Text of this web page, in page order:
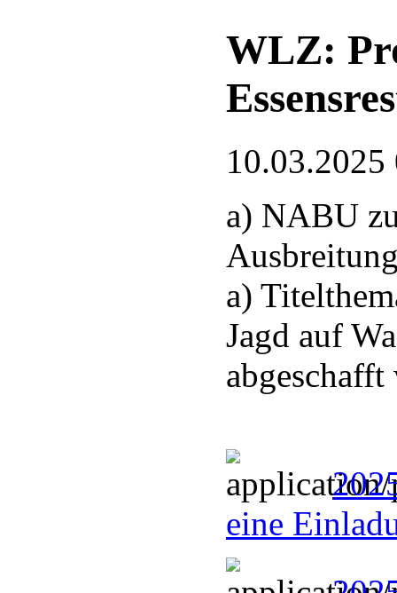
WLZ:
10.03.2025
a) NABU
a)
Jagd auf
abgeschafft
eine